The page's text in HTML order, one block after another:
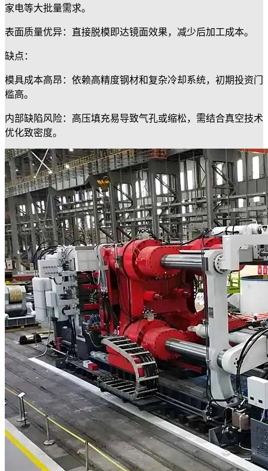
家电等大批量需求。
​表面质量优异：直接脱模即达镜面效果，减少后加工成本。
缺点：
​模具成本高昂：依赖高精度钢材和复杂冷却系统，初期投资门
槛高。
​内部缺陷风险：高压填充易导致气孔或缩松，需结合真空技术
优化致密度。